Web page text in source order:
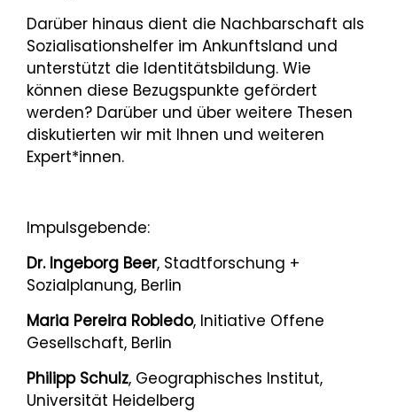
Darüber hinaus dient die Nachbarschaft als
Sozialisationshelfer im Ankunftsland und
unterstützt die Identitätsbildung. Wie
können diese Bezugspunkte gefördert
werden? Darüber und über weitere Thesen
diskutierten wir mit Ihnen und weiteren
Expert*innen.
Impulsgebende:
Dr. Ingeborg Beer, Stadtforschung +
Sozialplanung, Berlin
Maria Pereira Robledo, Initiative Offene
Gesellschaft, Berlin
Philipp Schulz, Geographisches Institut,
Universität Heidelberg